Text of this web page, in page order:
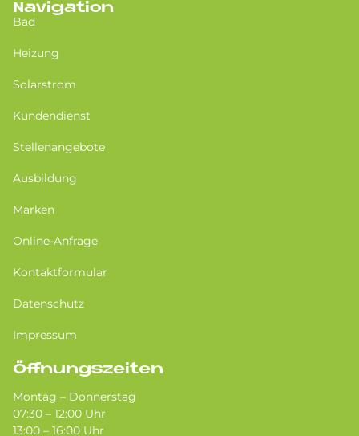
Navigation
Bad
Heizung
Solarstrom
Kundendienst
Stellenangebote
Ausbildung
Marken
Online-Anfrage
Kontaktformular
Datenschutz
Impressum
Öffnungszeiten
Montag – Donnerstag
07:30 – 12:00 Uhr
13:00 – 16:00 Uhr